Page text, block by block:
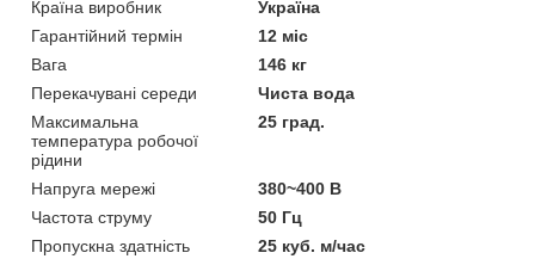
Країна виробник
Україна
Гарантійний термін
12 міс
Вага
146 кг
Перекачувані середи
Чиста вода
Максимальна
температура робочої
рідини
25 град.
Напруга мережі
380~400 В
Частота струму
50 Гц
Пропускна здатність
25 куб. м/час